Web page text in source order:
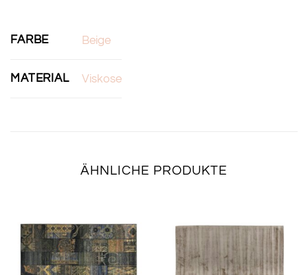
FARBE Beige
MATERIAL Viskose
ÄHNLICHE PRODUKTE